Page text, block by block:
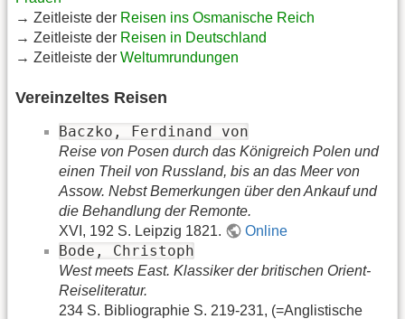
→ Zeitleiste der Reisen ins Osmanische Reich
→ Zeitleiste der Reisen in Deutschland
→ Zeitleiste der Weltumrundungen
Vereinzeltes Reisen
Baczko, Ferdinand von
Reise von Posen durch das Königreich Polen und
einen Theil von Russland, bis an das Meer von
Assow. Nebst Bemerkungen über den Ankauf und
die Behandlung der Remonte.
XVI, 192 S. Leipzig 1821.
Online
Bode, Christoph
West meets East. Klassiker der britischen Orient-
Reiseliteratur.
234 S. Bibliographie S. 219-231, (=Anglistische